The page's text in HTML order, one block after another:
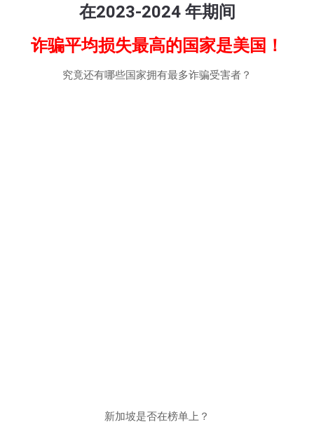
在2023-2024 年期间
诈骗平均损失最高的国家是美国！
究竟还有哪些国家拥有最多诈骗受害者？
新加坡是否在榜单上？